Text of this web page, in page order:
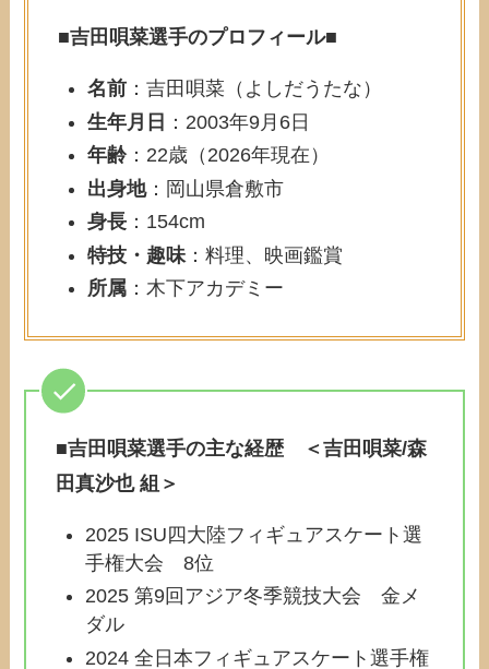
■吉田唄菜選手のプロフィール■
名前 ：吉田唄菜（よしだうたな）
生年月日 ：2003年9月6日
年齢：22歳（2026年現在）
出身地：岡山県倉敷市
身長 ：154cm
特技・趣味 ：料理、映画鑑賞
所属 ：木下アカデミー
■吉田唄菜選手の主な経歴 ＜吉田唄菜/森
田真沙也 組＞
2025 ISU四大陸フィギュアスケート選
手権大会 8位
2025 第9回アジア冬季競技大会 金メ
ダル
2024 全日本フィギュアスケート選手権